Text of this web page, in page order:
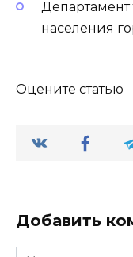
населения
Оцените статью
Добавить